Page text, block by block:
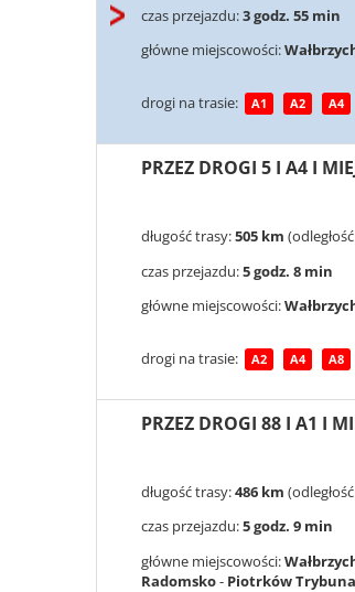
czas przejazdu:3 godz. 55 min
główne miejscowości:
drogi na trasie: A1 A2 A4
PRZEZ DROGI 5 I A4 I
długość trasy:505 km
czas przejazdu:5 godz. 8 min
główne miejscowości:
drogi na trasie: A2 A4 A8
PRZEZ DROGI 88 I A1 I
długość trasy:486 km
czas przejazdu:5 godz. 9 min
główne miejscowości:
Radomsko- Piotrków